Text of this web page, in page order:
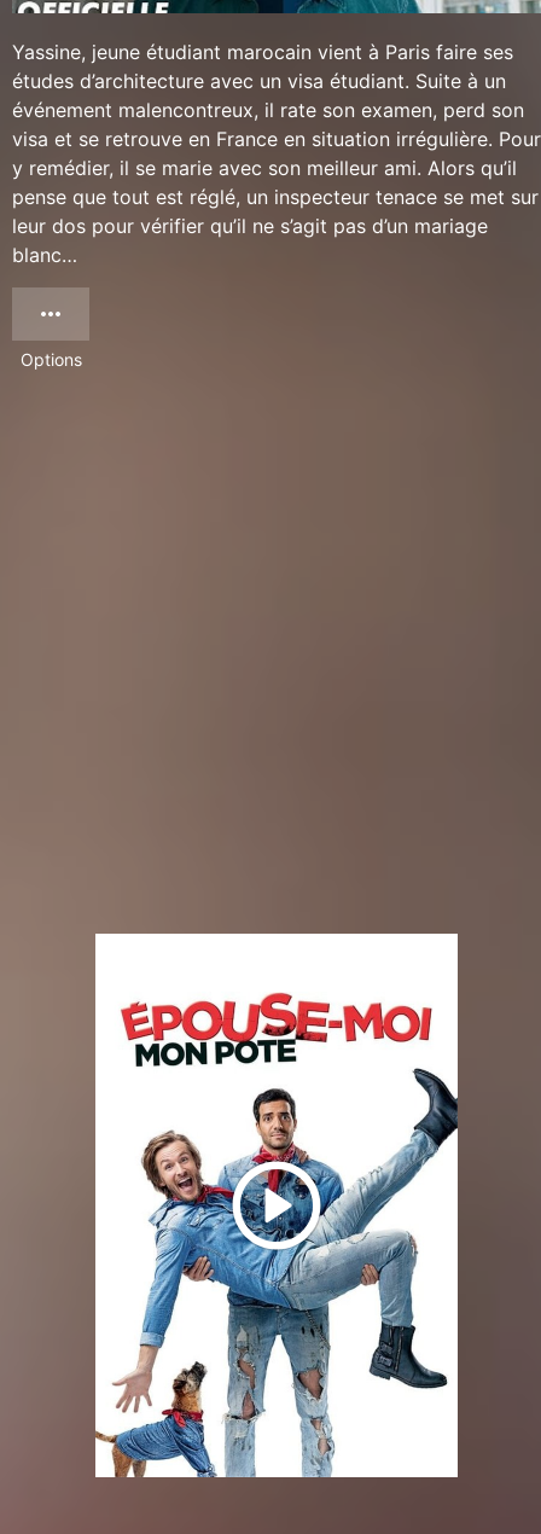
Yassine, jeune étudiant marocain vient à Paris faire ses
études d’architecture avec un visa étudiant. Suite à un
événement malencontreux, il rate son examen, perd son
visa et se retrouve en France en situation irrégulière. Pour
y remédier, il se marie avec son meilleur ami. Alors qu’il
pense que tout est réglé, un inspecteur tenace se met sur
leur dos pour vérifier qu’il ne s’agit pas d’un mariage
blanc…
Options